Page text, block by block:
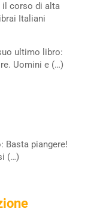
il corso di alta
Italiani
ultimo libro:
Uomini e (…)
Basta piangere!
(…)